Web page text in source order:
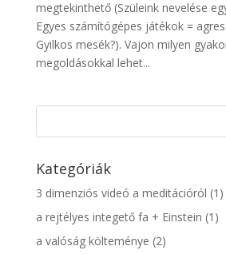
megtekinthető (Szüleink nevelése
Egyes számítógépes játékok =
Gyilkos mesék?). Vajon milyen
megoldásokkal lehet...
Kategóriák
3 dimenziós videó a meditációról (1)
a rejtélyes integető fa + Einstein (1)
a valóság költeménye (2)